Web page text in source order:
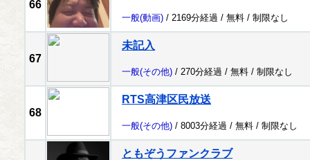
66
一般(動画) / 2169分経過 / 無料 / 制限なし
67
未記入
一般(その他) / 270分経過 / 無料 / 制限なし
68
RTS高津区民放送
一般(その他) / 8003分経過 / 無料 / 制限なし
ともぞうファンクラブ